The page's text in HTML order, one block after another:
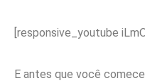
[responsive_youtube
E antes que você